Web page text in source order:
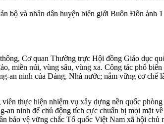
Cơ quan Thường trực Hội đồng Giáo dục
miền núi, vùng sâu, vùng xa. Công tác phổ
an ninh của Đảng, Nhà nước; nắm vững cơ
thực hiện nhiệm vụ xây dựng nền quốc
an ninh để chủ động tích cực chuẩn bị mọi mặt
bảo vệ vững chắc Tổ quốc Việt Nam xã hội chủ